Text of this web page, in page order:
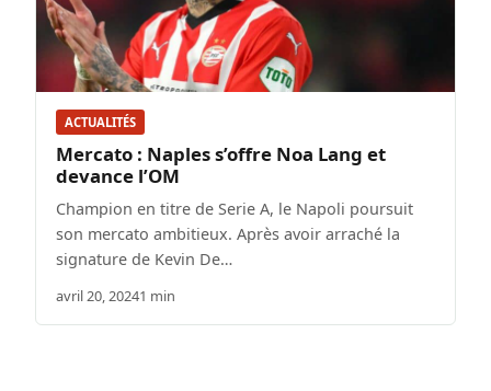
ACTUALITÉS
Mercato : Naples s’offre Noa Lang et
devance l’OM
Champion en titre de Serie A, le Napoli poursuit
son mercato ambitieux. Après avoir arraché la
signature de Kevin De…
avril 20, 20241 min